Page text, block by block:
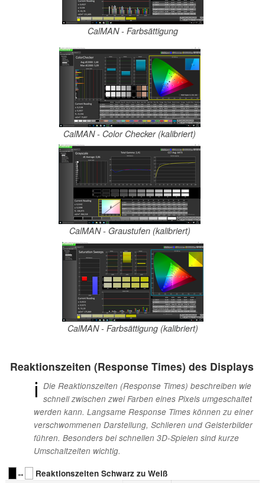
CalMAN - Farbsättigung
CalMAN - Color Checker (kalibriert)
CalMAN - Graustufen (kalibriert)
CalMAN - Farbsättigung (kalibriert)
Reaktionszeiten (Response Times) des Displays
ℹ Die Reaktionszeiten (Response Times) beschreiben wie
schnell zwischen zwei Farben eines Pixels umgeschaltet
werden kann. Langsame Response Times können zu einer
verschwommenen Darstellung, Schlieren und Geisterbilder
führen. Besonders bei schnellen 3D-Spielen sind kurze
Umschaltzeiten wichtig.
↔
Reaktionszeiten Schwarz zu Weiß